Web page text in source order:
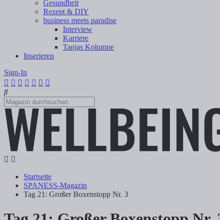
Gesundheit
Rezept & DIY
business meets paradise
Interview
Karriere
Tanjas Kolumne
Inserieren
Sign-In
Startseite
SPANESS-Magazin
Tag 21: Großer Boxenstopp Nr. 3